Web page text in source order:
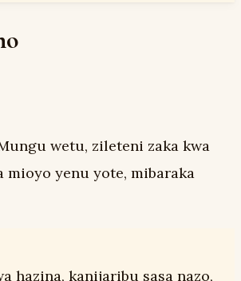
wetu, zileteni zaka kwa
mioyo yenu yote, mibaraka
hazina, kanijaribu sasa nazo,